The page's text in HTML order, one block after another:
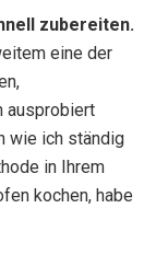
zubereiten.
eine der
ausprobiert
wie ich ständig
in Ihrem
kochen, habe